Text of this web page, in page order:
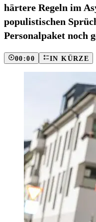
härtere Regeln im
populistischen
Personalpaket noch
00:00 IN KÜRZE